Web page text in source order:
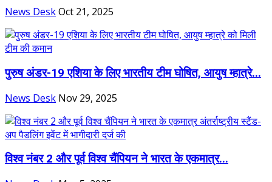
News DeskOct 21, 2025
पुरुष अंडर-19 एशिया के लिए भारतीय टीम घोषित, आयुष म्हात्रे...
News Desk Nov 29, 2025
विश्व नंबर 2 और पूर्व विश्व चैंपियन ने भारत के एकमात्र...